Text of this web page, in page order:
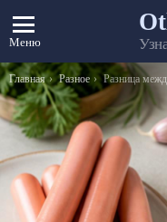
Меню
Вы здесь:
Главная Разное Разница между лавкой и